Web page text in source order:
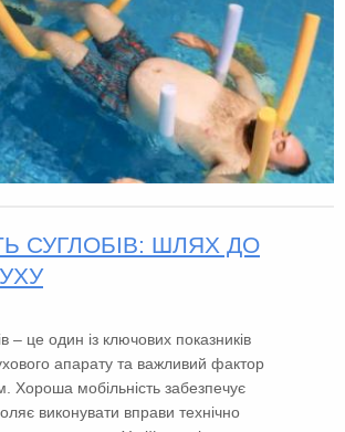
СУГЛОБІВ: ШЛЯХ ДО
– це один із ключових показників
апарату та важливий фактор
Хороша мобільність забезпечує
виконувати вправи технічно